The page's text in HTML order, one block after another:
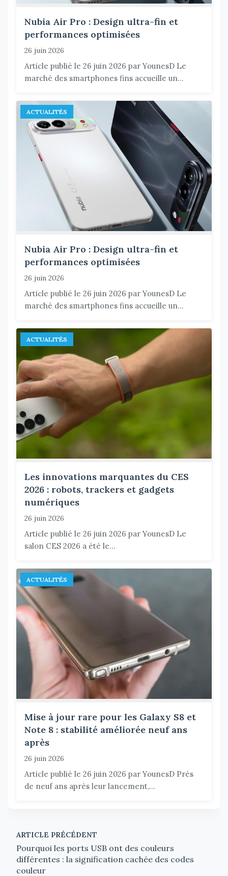
Nubia Air Pro : Design ultra-fin et
performances optimisées
26 juin 2026
Article publié le 26 juin 2026 par YounesD Le
marché des smartphones fins accueille un...
ACTUALITÉS
Nubia Air Pro : Design ultra-fin et
performances optimisées
26 juin 2026
Article publié le 26 juin 2026 par YounesD Le
marché des smartphones fins accueille un...
ACTUALITÉS
Les innovations marquantes du CES
2026 : robots, trackers et gadgets
numériques
26 juin 2026
Article publié le 26 juin 2026 par YounesD Le
salon CES 2026 a été le...
ACTUALITÉS
Mise à jour rare pour les Galaxy S8 et
Note 8 : stabilité améliorée neuf ans
après
26 juin 2026
Article publié le 26 juin 2026 par YounesD Près
de neuf ans après leur lancement,...
ARTICLE PRÉCÉDENT
Pourquoi les ports USB ont des couleurs
différentes : la signification cachée des codes
couleur